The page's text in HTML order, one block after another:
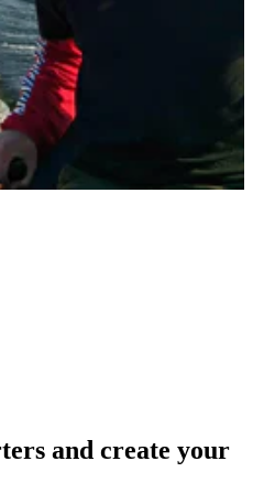
and create your